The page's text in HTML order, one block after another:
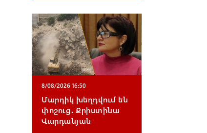
8/08/2026 16:50
Մարդիկ խեղդվում են
փոշուց․ Քրիստինա
Վարդանյան